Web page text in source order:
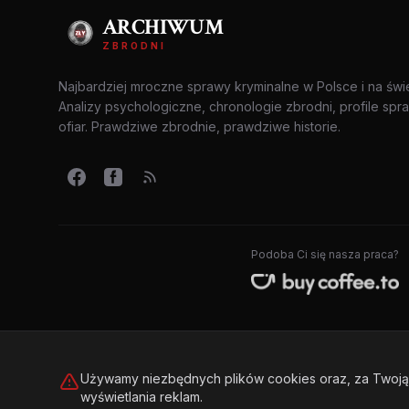
ARCHIWUM
ZBRODNI
Najbardziej mroczne sprawy kryminalne w Polsce i na
Analizy psychologiczne, chronologie zbrodni, profile
ofiar. Prawdziwe zbrodnie, prawdziwe historie.
Podoba Ci się nasza praca?
© 2026 Archiwum Zbrodni - zly.com.pl. Wszelkie prawa
Używamy niezbędnych plików cookies oraz, za
wyświetlania reklam.